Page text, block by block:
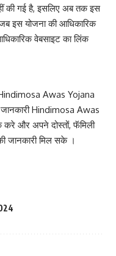
की गई है, इसलिए अब तक इस
इस योजना की आधिकारिक
वेबसाइट का लिंक
Awas Yojana
Hindimosa Awas
और अपने दोस्तों, फॅमिली
जानकारी मिल सके ।